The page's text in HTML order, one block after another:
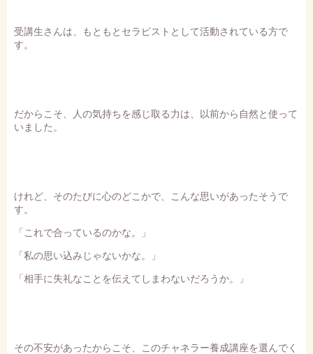
受講生さんは、もともとセラピストとして活動されている方で
す。
だからこそ、人の気持ちを感じ取る力は、以前から自然と使って
いました。
けれど、そのたびに心のどこかで、こんな思いがあったそうで
す。
「これで合っているのかな。」
「私の思い込みじゃないかな。」
「相手に失礼なことを伝えてしまわないだろうか。」
その不安があったからこそ、このチャネラー養成講座を選んでく